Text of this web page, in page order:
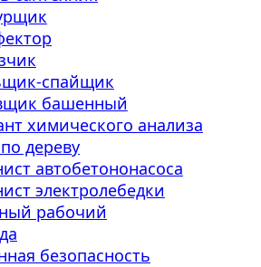
спайщик
башенный
химического анализа
дереву
автобетононасоса
электролебедки
рабочий
безопасность